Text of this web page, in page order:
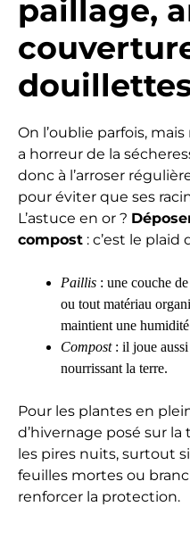
paillage,
On l’oublie parfois,
a horreur de la
donc à l’arroser
pour éviter que ses
L’astuce en or ?
compost : c’est le plaid
Paillis : une couche
ou tout matériau
maintient une
Compost: il joue aussi
nourrissant la terre.
Pour les plantes en
d’hivernage posé sur la
les pires nuits, surtout
feuilles mortes ou
renforcer la protection.